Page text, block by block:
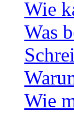
Wie
Was
Wie